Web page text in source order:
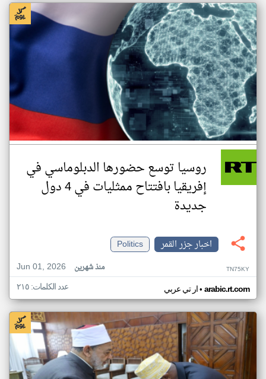
روسيا توسع حضورها الدبلوماسي في
إفريقيا بافتتاح ممثليات في 4 دول
جديدة
اخبار جزر القمر
Politics
Jun 01, 2026
منذ شهرين TN75KY
ار تي عربي• arabic.rt.com عدد الكلمات: ٢١٥